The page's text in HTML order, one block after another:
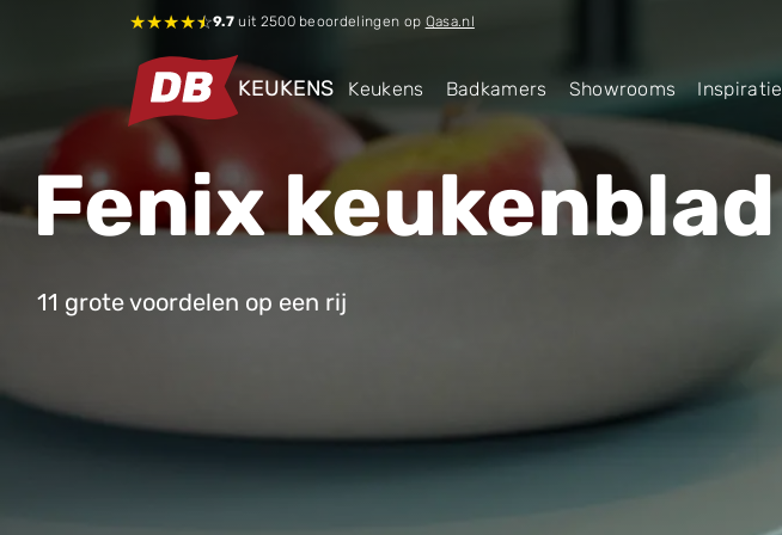
★★★★☆9.7uit 2500 beoordelingen op Qasa.nl
KEUKENS Keukens Badkamers Showrooms Inspiratie
Fenix keukenblad
11 grote voordelen op een rij